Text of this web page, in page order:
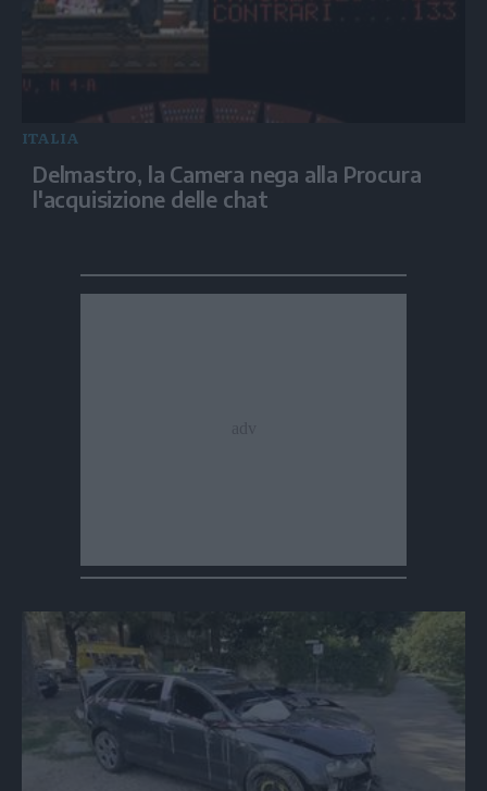
ITALIA
Delmastro, la Camera nega alla Procura
l'acquisizione delle chat